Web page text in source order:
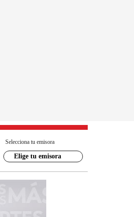
Selecciona tu emisora
Elige tu emisora